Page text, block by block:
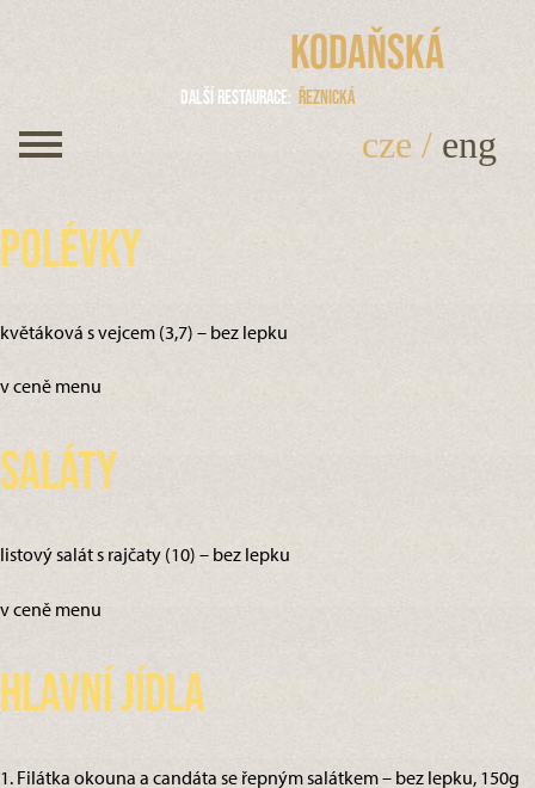
Kodaňská
Další restaurace Řeznická
cze / eng
Polévky
květáková s vejcem (3,7) – bez lepku
v ceně menu
Saláty
listový salát s rajčaty (10) – bez lepku
v ceně menu
Hlavní jídla
1. Filátka okouna a candáta se řepným salátkem – bez lepku, 150g